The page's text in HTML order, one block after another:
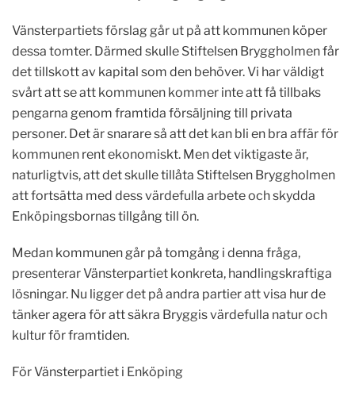
Vänsterpartiets förslag går ut på att kommunen köper
dessa tomter. Därmed skulle Stiftelsen Bryggholmen får
det tillskott av kapital som den behöver. Vi har väldigt
svårt att se att kommunen kommer inte att få tillbaks
pengarna genom framtida försäljning till privata
personer. Det är snarare så att det kan bli en bra affär för
kommunen rent ekonomiskt. Men det viktigaste är,
naturligtvis, att det skulle tillåta Stiftelsen Bryggholmen
att fortsätta med dess värdefulla arbete och skydda
Enköpingsbornas tillgång till ön.
Medan kommunen går på tomgång i denna fråga,
presenterar Vänsterpartiet konkreta, handlingskraftiga
lösningar. Nu ligger det på andra partier att visa hur de
tänker agera för att säkra Bryggis värdefulla natur och
kultur för framtiden.
För Vänsterpartiet i Enköping